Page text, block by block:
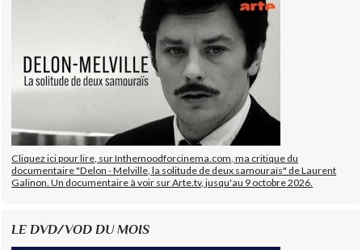
Cliquez ici pour lire, sur Inthemoodforcinema.com, ma critique du
documentaire "Delon - Melville, la solitude de deux samouraïs" de Laurent
Galinon. Un documentaire à voir sur Arte.tv, jusqu'au 9 octobre 2026.
LE DVD/VOD DU MOIS